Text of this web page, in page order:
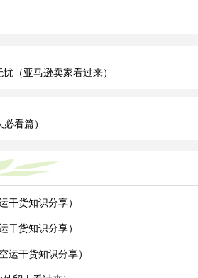
（亚马逊卖家看过来）
看篇）
干货知识分享）
干货知识分享）
运干货知识分享）